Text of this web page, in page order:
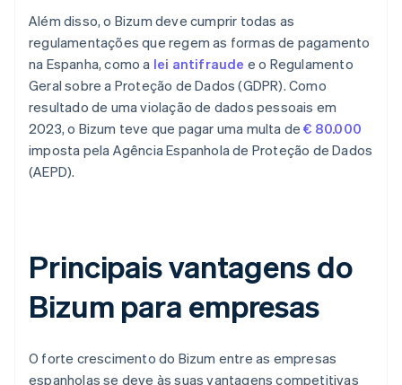
Além disso, o Bizum deve cumprir todas as
regulamentações que regem as formas de pagamento
na Espanha, como a lei antifraude e o Regulamento
Geral sobre a Proteção de Dados (GDPR). Como
resultado de uma violação de dados pessoais em
2023, o Bizum teve que pagar uma multa de€ 80.000
imposta pela Agência Espanhola de Proteção de Dados
(AEPD).
Principais vantagens do
Bizum para empresas
O forte crescimento do Bizum entre as empresas
espanholas se deve às suas vantagens competitivas